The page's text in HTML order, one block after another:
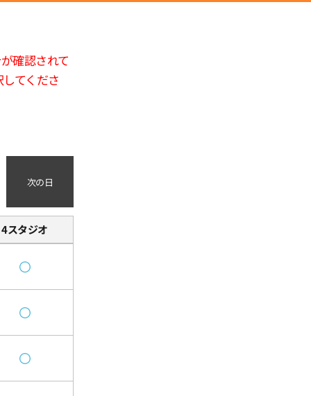
確認されて
てくださ
次の日
4スタジオ